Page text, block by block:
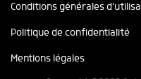
Conditions générales
Politique de confidentialité
Mentions légales